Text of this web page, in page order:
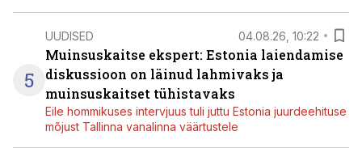
5
UUDISED 04.08.26, 10:22
Muinsuskaitse ekspert: Estonia laiendamise
diskussioon on läinud lahmivaks ja
muinsuskaitset tühistavaks
Eile hommikuses intervjuus tuli juttu Estonia juurdeehituse
mõjust Tallinna vanalinna väärtustele